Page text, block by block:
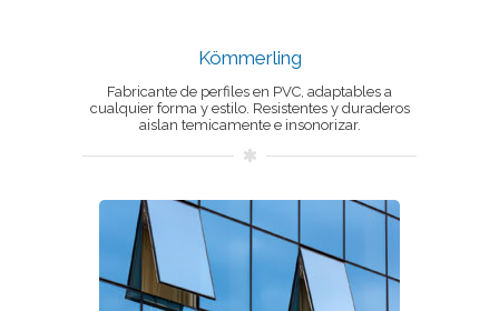
Kömmerling
Fabricante de perfiles en PVC, adaptables a
cualquier forma y estilo. Resistentes y duraderos
aislan temicamente e insonorizar.